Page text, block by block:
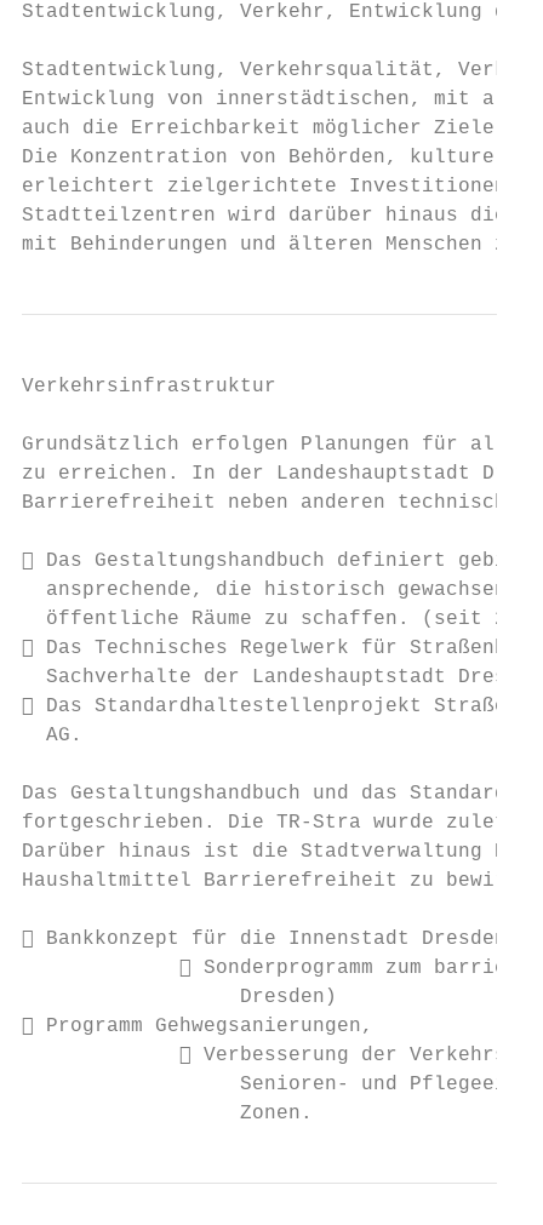
Stadtentwicklung, Verkehr, Entwicklung
Stadtentwicklung, Verkehrsqualität,
Entwicklung von innerstädtischen, mit
auch die Erreichbarkeit möglicher Ziele für
Die Konzentration von Behörden,
erleichtert zielgerichtete Investitionen in
Stadtteilzentren wird darüber hinaus die
mit Behinderungen und älteren Menschen
Verkehrsinfrastruktur
Grundsätzlich erfolgen Planungen für alle
zu erreichen. In der Landeshauptstadt
Barrierefreiheit neben anderen
 Das Gestaltungshandbuch definiert
ansprechende, die historisch
öffentliche Räume zu schaffen. (seit
 Das Technisches Regelwerk für
Sachverhalte der Landeshauptstadt
 Das Standardhaltestellenprojekt
  AG.
Das Gestaltungshandbuch und das
fortgeschrieben. Die TR-Stra wurde zuletzt
Darüber hinaus ist die Stadtverwaltung
Haushaltmittel Barrierefreiheit zu
 Bankkonzept für die Innenstadt Dresden
 Sonderprogramm zum
                  Dresden)
 Programm Gehwegsanierungen,
 Verbesserung der
Senioren- und
                  Zonen.